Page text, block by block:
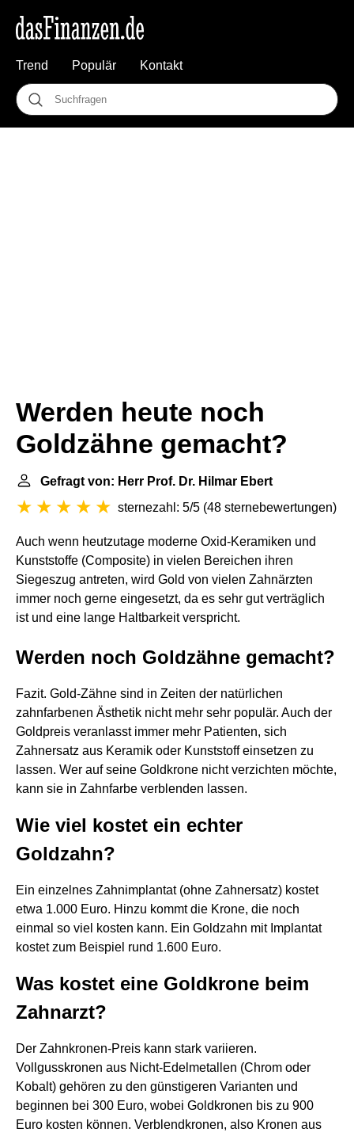
Trend Populär Kontakt
Werden heute noch
Goldzähne gemacht?
Gefragt von: Herr Prof. Dr. Hilmar Ebert
sternezahl: 5/5 (48 sternebewertungen)
Auch wenn heutzutage moderne Oxid-Keramiken und
Kunststoffe (Composite) in vielen Bereichen ihren
Siegeszug antreten, wird Gold von vielen Zahnärzten
immer noch gerne eingesetzt, da es sehr gut verträglich
ist und eine lange Haltbarkeit verspricht.
Werden noch Goldzähne gemacht?
Fazit. Gold-Zähne sind in Zeiten der natürlichen
zahnfarbenen Ästhetik nicht mehr sehr populär. Auch der
Goldpreis veranlasst immer mehr Patienten, sich
Zahnersatz aus Keramik oder Kunststoff einsetzen zu
lassen. Wer auf seine Goldkrone nicht verzichten möchte,
kann sie in Zahnfarbe verblenden lassen.
Wie viel kostet ein echter
Goldzahn?
Ein einzelnes Zahnimplantat (ohne Zahnersatz) kostet
etwa 1.000 Euro. Hinzu kommt die Krone, die noch
einmal so viel kosten kann. Ein Goldzahn mit Implantat
kostet zum Beispiel rund 1.600 Euro.
Was kostet eine Goldkrone beim
Zahnarzt?
Der Zahnkronen-Preis kann stark variieren.
Vollgusskronen aus Nicht-Edelmetallen (Chrom oder
Kobalt) gehören zu den günstigeren Varianten und
beginnen bei 300 Euro, wobei Goldkronen bis zu 900
Euro kosten können. Verblendkronen, also Kronen aus